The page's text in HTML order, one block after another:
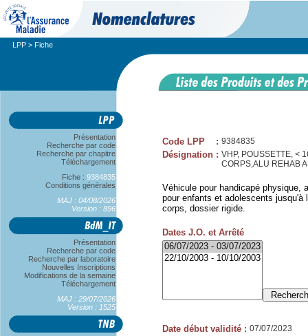
LPP > Fiche
Présentation
Recherche par code
Recherche par chapitre
Téléchargement
Fiche : 9384835
Conditions générales
MAJ : 04/08/2026
Version : 896
Présentation
Recherche par code
Recherche par laboratoire
Nouvelles Inscriptions
Modifications de la semaine
Téléchargement
MAJ : 29/07/2026
Version : 1525
Code LPP : 9384835
Désignation : VHP, POUSSETTE, <
CORPS,ALU REHAB
Véhicule pour handicapé physique,
pour enfants et adolescents jusqu'à
corps, dossier rigide.
Dates J.O. et Arrêté
Date début validité : 07/07/2023